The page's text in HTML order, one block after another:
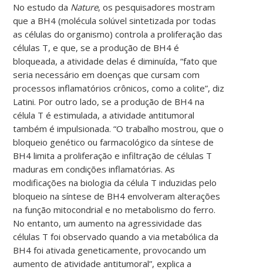
No estudo da Nature, os pesquisadores mostram
que a BH4 (molécula solúvel sintetizada por todas
as células do organismo) controla a proliferação das
células T, e que, se a produção de BH4 é
bloqueada, a atividade delas é diminuída, “fato que
seria necessário em doenças que cursam com
processos inflamatórios crônicos, como a colite”, diz
Latini. Por outro lado, se a produção de BH4 na
célula T é estimulada, a atividade antitumoral
também é impulsionada. “O trabalho mostrou, que o
bloqueio genético ou farmacológico da síntese de
BH4 limita a proliferação e infiltração de células T
maduras em condições inflamatórias. As
modificações na biologia da célula T induzidas pelo
bloqueio na síntese de BH4 envolveram alterações
na função mitocondrial e no metabolismo do ferro.
No entanto, um aumento na agressividade das
células T foi observado quando a via metabólica da
BH4 foi ativada geneticamente, provocando um
aumento de atividade antitumoral”, explica a